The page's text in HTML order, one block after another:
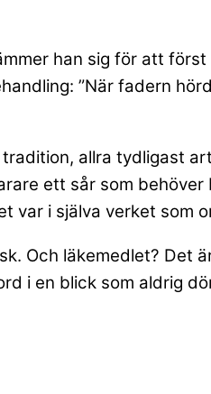
han sig för att
”När fadern
allra tydligast
ett sår som behöver
var i själva verket som
Och läkemedlet? Det
i en blick som aldrig